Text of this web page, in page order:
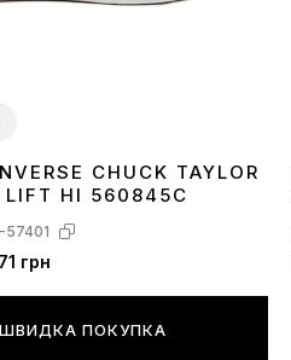
404243
CHUCK TAYLOR
LIFT HI 560845C
57401
грн
ШВИДКА ПОКУПКА